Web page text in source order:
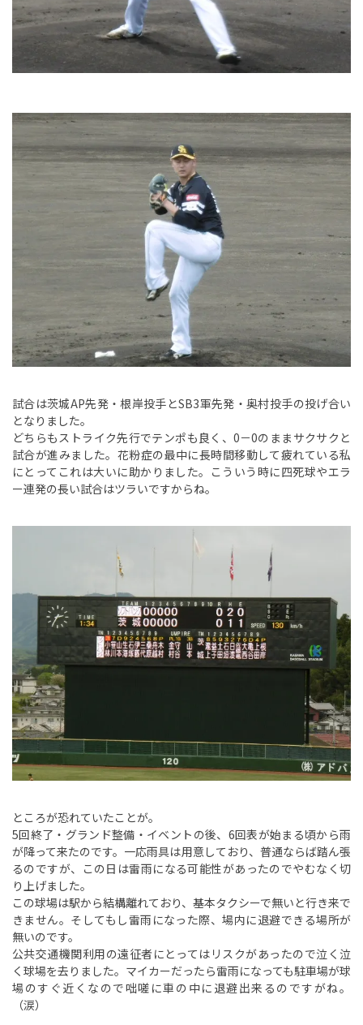
試合は茨城AP先発・根岸投手とSB3軍先発・奥村投手の投げ合い
となりました。
どちらもストライク先行でテンポも良く、0－0のままサクサクと
試合が進みました。花粉症の最中に長時間移動して疲れている私
にとってこれは大いに助かりました。こういう時に四死球やエラ
ー連発の長い試合はツラいですからね。
ところが恐れていたことが。
5回終了・グランド整備・イベントの後、6回表が始まる頃から雨
が降って来たのです。一応雨具は用意しており、普通ならば踏ん張
るのですが、この日は雷雨になる可能性があったのでやむなく切
り上げました。
この球場は駅から結構離れており、基本タクシーで無いと行き来で
きません。そしてもし雷雨になった際、場内に退避できる場所が
無いのです。
公共交通機関利用の遠征者にとってはリスクがあったので泣く泣
く球場を去りました。マイカーだったら雷雨になっても駐車場が球
場のすぐ近くなので咄嗟に車の中に退避出来るのですがね。
（涙）